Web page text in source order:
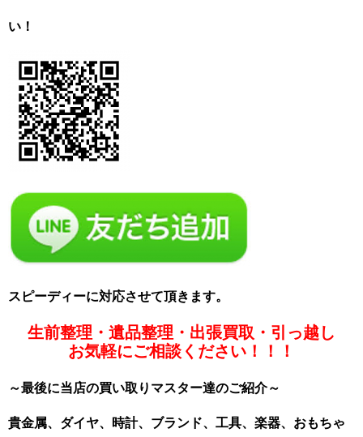
い！
スピーディーに対応させて頂きます。
生前整理・遺品整理・出張買取・引っ越し
お気軽にご相談ください！！！
～最後に当店の買い取りマスター達のご紹介～
貴金属、ダイヤ、時計、ブランド、工具、楽器、おもちゃ